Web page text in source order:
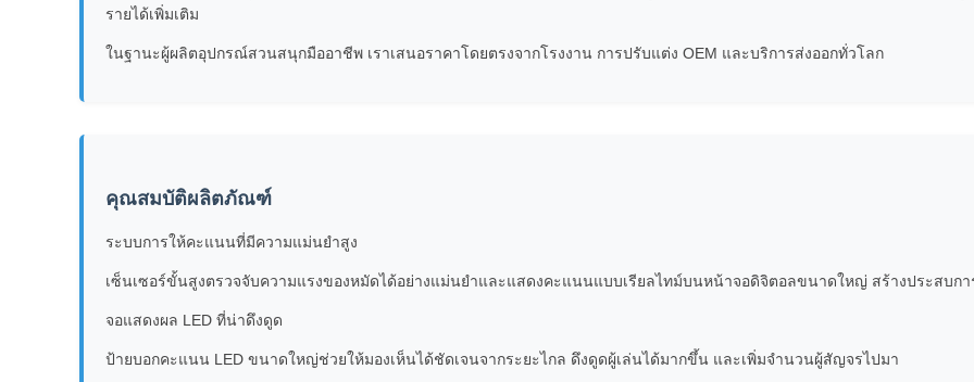
รายได้เพิ่มเติม
ในฐานะผู้ผลิตอุปกรณ์สวนสนุกมืออาชีพ เราเสนอราคาโดยตรงจากโรงงาน การปรับแต่ง OEM และบริการส่งออกทั่วโลก
คุณสมบัติผลิตภัณฑ์
ระบบการให้คะแนนที่มีความแม่นยำสูง
เซ็นเซอร์ขั้นสูงตรวจจับความแรงของหมัดได้อย่างแม่นยำและแสดงคะแนนแบบเรียลไทม์บนหน้าจอดิจิตอลขนาดใหญ่ สร้างประสบ
จอแสดงผล LED ที่น่าดึงดูด
ป้ายบอกคะแนน LED ขนาดใหญ่ช่วยให้มองเห็นได้ชัดเจนจากระยะไกล ดึงดูดผู้เล่นได้มากขึ้น และเพิ่มจำนวนผู้สัญจรไปมา